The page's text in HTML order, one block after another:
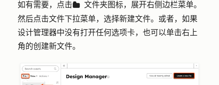
如有需要，点击folder 文件夹 图标，展开右侧边栏菜单。
然后点击文件下拉菜单，选择新建文件。或者，如果
设计管理器中没有打开任何选项卡，也可以单击右上
角的创建新文件。